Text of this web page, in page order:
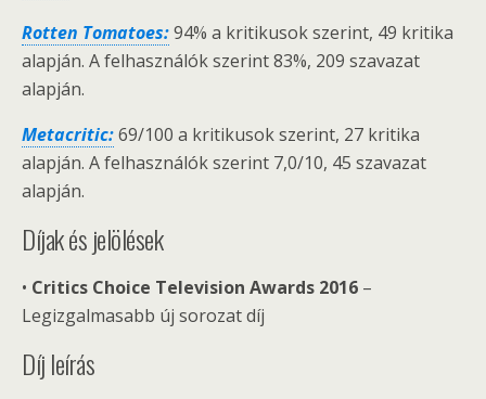
Rotten Tomatoes:94% a kritikusok szerint, 49 kritika
alapján. A felhasználók szerint 83%, 209 szavazat
alapján.
Metacritic:69/100 a kritikusok szerint, 27 kritika
alapján. A felhasználók szerint 7,0/10, 45 szavazat
alapján.
Díjak és jelölések
• Critics Choice Television Awards 2016 –
Legizgalmasabb új sorozat díj
Díj leírás